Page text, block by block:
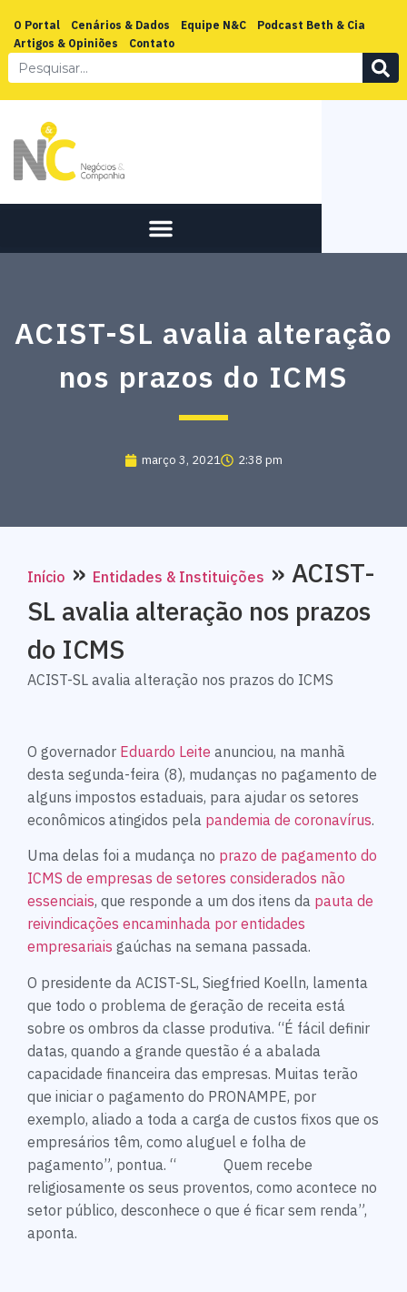
O Portal Cenários & Dados Equipe N&C
Podcast Beth & Cia
Artigos & Opiniões
Contato
ACIST-SL avalia alteração
nos prazos do ICMS
março 3, 2021 2:38 pm
Início » Entidades & Instituições » ACIST-
SL avalia alteração nos prazos
do ICMS
ACIST-SL avalia alteração nos prazos do ICMS
O governador Eduardo Leite anunciou, na manhã
desta segunda-feira (8), mudanças no pagamento de
alguns impostos estaduais, para ajudar os setores
econômicos atingidos pela pandemia de coronavírus.
Uma delas foi a mudança no prazo de pagamento do
ICMS de empresas de setores considerados não
essenciais, que responde a um dos itens da pauta de
reivindicações encaminhada por entidades
empresariais gaúchas na semana passada.
O presidente da ACIST-SL, Siegfried Koelln, lamenta
que todo o problema de geração de receita está
sobre os ombros da classe produtiva. “É fácil definir
datas, quando a grande questão é a abalada
capacidade financeira das empresas. Muitas terão
que iniciar o pagamento do PRONAMPE, por
exemplo, aliado a toda a carga de custos fixos que os
empresários têm, como aluguel e folha de
pagamento”, pontua. “ Quem recebe
religiosamente os seus proventos, como acontece no
setor público, desconhece o que é ficar sem renda”,
aponta.